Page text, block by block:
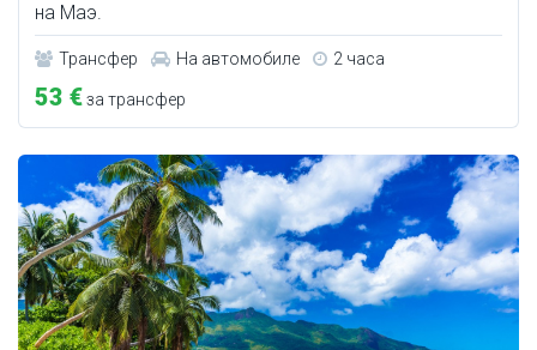
на Маэ.
Трансфер На автомобиле 2 часа
53 €за трансфер